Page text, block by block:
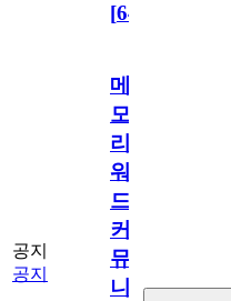
[64
공지
공지
메
모
리
워
드
커
뮤
니